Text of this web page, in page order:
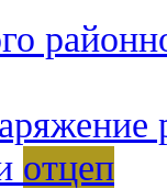
отцеп